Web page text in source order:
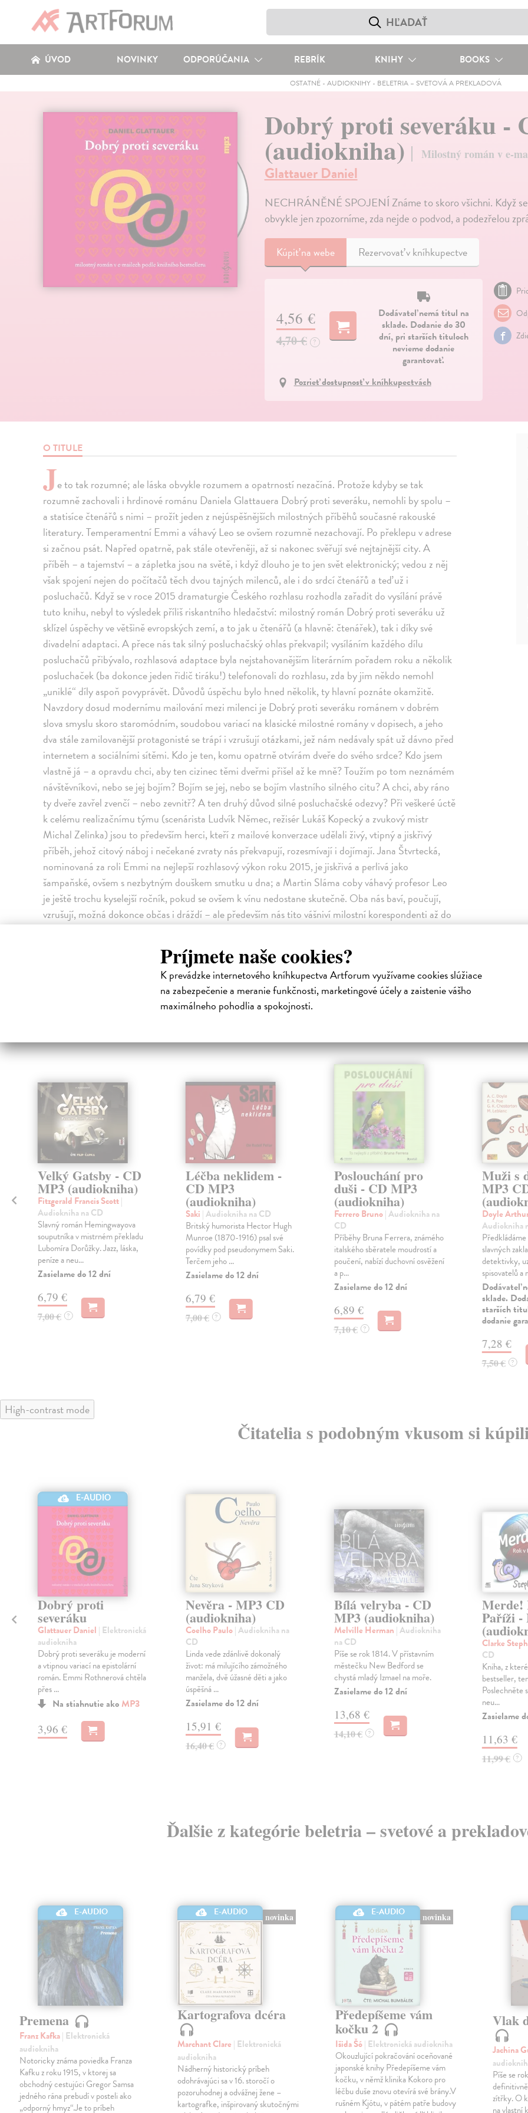
Príjmete naše cookies?
K prevádzke internetového kníhkupectva Artforum využívame cookies slúžiace
na zabezpečenie a meranie funkčnosti, marketingové účely a zaistenie vášho
maximálneho pohodlia a spokojnosti.
ÚVOD NOVINKY ODPORÚČANIA REBRÍK KNIHY BOOKS
OSTATNÉ -AUDIOKNIHY - BELETRIA – SVETOVÁ A PREKLADOVÁ
Dobrý proti severáku -
(audiokniha) Milostný román v e-
Glattauer Daniel
NECHRÁNĚNÉ SPOJENÍ Známe to skoro všichni. Když
obvykle jen zpozorníme, zda nejde o podvod, a podezřelou
Kúpiťna webe Rezervovať v kníhkupectve
4,56 €
4,70 € ?
Dodávateľ nemá titul na
sklade. Dodanie do 30
dní, pri starších tituloch
nevieme dodanie
garantovať.
Pozrieť dostupnosť v kníhkupectvách
O TITULE
Je to tak rozumné; ale láska obvykle rozumem a opatrností nezačíná. Protože kdyby se tak
rozumně zachovali i hrdinové románu Daniela Glattauera Dobrý proti severáku, nemohli by spolu –
a statisíce čtenářů s nimi – prožít jeden z nejúspěšnějších milostných příběhů současné rakouské
literatury. Temperamentní Emmi a váhavý Leo se ovšem rozumně nezachovají. Po překlepu v adrese
si začnou psát. Napřed opatrně, pak stále otevřeněji, až si nakonec svěřují své nejtajnější city. A
příběh – a tajemství – a zápletka jsou na světě, i když dlouho je to jen svět elektronický; vedou z něj
však spojení nejen do počítačů těch dvou tajných milenců, ale i do srdcí čtenářů a teď už i
posluchačů. Když se v roce 2015 dramaturgie Českého rozhlasu rozhodla zařadit do vysílání právě
tuto knihu, nebyl to výsledek příliš riskantního hledačství: milostný román Dobrý proti severáku už
sklízel úspěchy ve většině evropských zemí, a to jak u čtenářů (a hlavně: čtenářek), tak i díky své
divadelní adaptaci. A přece nás tak silný posluchačský ohlas překvapil; vysíláním každého dílu
posluchačů přibývalo, rozhlasová adaptace byla nejstahovanějším literárním pořadem roku a několik
posluchaček (ba dokonce jeden řidič tiráku!) telefonovali do rozhlasu, zda by jim někdo nemohl
„uniklé“ díly aspoň povyprávět. Důvodů úspěchu bylo hned několik, ty hlavní poznáte okamžitě.
Navzdory dosud modernímu mailování mezi milenci je Dobrý proti severáku románem v dobrém
slova smyslu skoro staromódním, soudobou variací na klasické milostné romány v dopisech, a jeho
dva stále zamilovanější protagonisté se trápí i vzrušují otázkami, jež nám nedávaly spát už dávno před
internetem a sociálními sítěmi. Kdo je ten, komu opatrně otvírám dveře do svého srdce? Kdo jsem
vlastně já – a opravdu chci, aby ten cizinec těmi dveřmi přišel až ke mně? Toužím po tom neznámém
návštěvníkovi, nebo se jej bojím? Bojím se jej, nebo se bojím vlastního silného citu? A chci, aby ráno
ty dveře zavřel zvenčí – nebo zevnitř? A ten druhý důvod silné posluchačské odezvy? Při veškeré úctě
k celému realizačnímu týmu (scenárista Ludvík Němec, režisér Lukáš Kopecký a zvukový mistr
Michal Zelinka) jsou to především herci, kteří z mailové konverzace udělali živý, vtipný a jiskřivý
příběh, jehož citový náboj i nečekané zvraty nás překvapují, rozesmívají i dojímají. Jana Štvrtecká,
nominovaná za roli Emmi na nejlepší rozhlasový výkon roku 2015, je jiskřivá a perlivá jako
šampaňské, ovšem s nezbytným douškem smutku u dna; a Martin Sláma coby váhavý profesor Leo
je ještě trochu kyselejší ročník, pokud se ovšem k vínu nedostane skutečně. Oba nás baví, poučují,
vzrušují, možná dokonce občas i dráždí – ale především nás tito vášniví milostní korespondenti až do
fyzickému přiťuknutí… Tak na zdraví. A na lásku. A na vzrušující poslech… Ludvík Němec Jeden
z nejpůsobivějších dialogů o lásce, jaké můžeme v současné literatuře najít. Der Spiegel
Podobné tituly
Velký Gatsby - CD
MP3 (audiokniha)
Fitzgerald Francis Scott|
Audiokniha na CD
Slavný román Hemingwayova
souputníka v mistrném překladu
Lubomíra Dorůžky. Jazz, láska,
peníze a neu...
Zasielame do 12 dní
6,79 €
7,00 € ?
Léčba neklidem -
CD MP3
(audiokniha)
Saki | Audiokniha na CD
Britský humorista Hector Hugh
Munroe (1870-1916) psal své
povídky pod pseudonymem Saki.
Terčem jeho ...
Zasielame do 12 dní
6,79 €
7,00 € ?
Poslouchání pro
duši - CD MP3
(audiokniha)
Ferrero Bruno| Audiokniha na
CD
Příběhy Bruna Ferrera, známého
italského sběratele moudrostí a
poučení, nabízí duchovní osvěžení
a p...
Zasielame do 12 dní
6,89 €
7,10 € ?
Muži s
MP3
Doyle
Audiokniha
slavných
detektivky,
spisovatelů a
Dodávateľ
sklade.
starších
dodanie
7,28 €
7,50 € ?
High-contrast mode
Čitatelia s podobným vkusom si
E-AUDIO
Dobrý proti
severáku
Glattauer Daniel | Elektronická
audiokniha
Dobrý proti severáku je moderní
a vtipnou variací na epistolární
román. Emmi Rothnerová chtěla
přes ...
Na stiahnutie ako MP3
3,96 €
Nevěra - MP3 CD
(audiokniha)
Coelho Paulo| Audiokniha na
CD
Linda vede zdánlivě dokonalý
život: má milujícího zámožného
manžela, dvě úžasné děti a jako
úspěšná ...
Zasielame do 12 dní
15,91 €
16,40 € ?
Bílá velryba - CD
MP3 (audiokniha)
Melville Herman | Audiokniha
na CD
Píše se rok 1814. V přístavním
městečku New Bedford se
chystá mladý Izmael na moře.
Zasielame do 12 dní
13,68 €
14,10 € ?
Merde!
Paříži -
Clarke
CD
Kniha, z
bestseller,
Poslechněte
neu...
Zasielame
11,63 €
11,99 € ?
Ďalšie z kategórie beletria – svetové a
E-AUDIO
Premena
Franz Kafka| Elektronická
audiokniha
Notoricky známa poviedka Franza
Kafku z roku 1915, v ktorej sa
obchodný cestujúci Gregor Samsa
jedného rána prebudí v posteli ako
„odporný hmyz“.Je to príbeh
E-AUDIO novinka
Kartografova dcéra
Marchant Clare | Elektronická
audiokniha
Nádherný historický príbeh
odohrávajúci sa v 16. storočí o
pozoruhodnej a odvážnej žene –
kartografke, inšpirovaný skutočnými
E-AUDIO novinka
Předepíšeme vám
kočku 2
Išida Šó| Elektronická audiokniha
Okouzlující pokračování oceňované
japonské knihy Předepíšeme vám
kočku, v němž klinika Kokoro pro
léčbu duše znovu otevírá své brány.V
rušném Kjótu, v pátém patře budovy
Vlak
Jachina
Píše se
zítřky. O
na vlastní